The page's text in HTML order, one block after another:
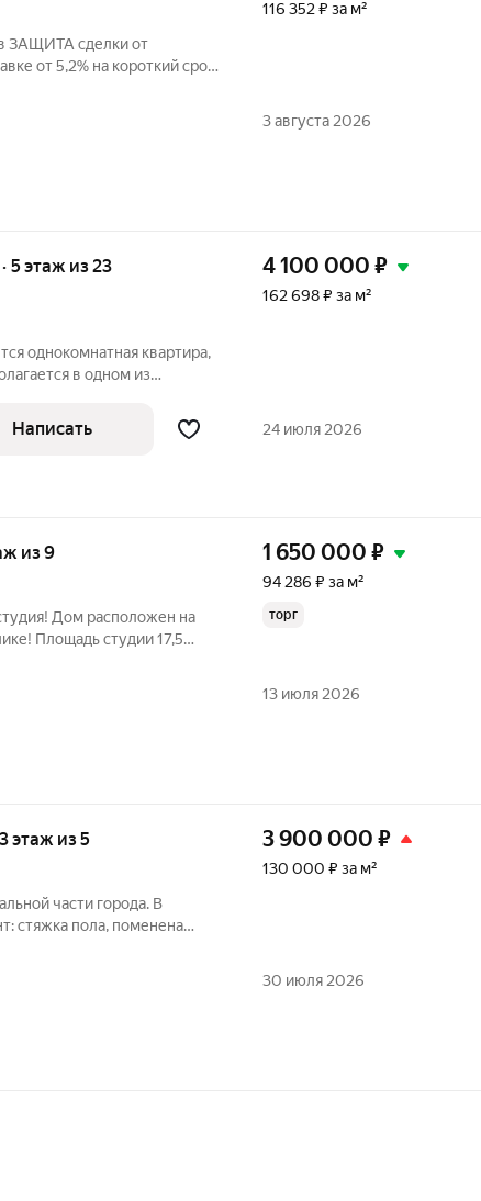
ЗАЩИТА сделки от
от 5,2% на короткий срок
светлую,
116 352 ₽ за м²
3 августа 2026
5 этаж из 23
однокомнатная квартира,
в одном из
территория, охрана,
4 100 000 ₽
162 698 ₽ за м²
Написать 24 июля 2026
из 9
Дом расположен на
Площадь студии 17,5
заменена
1 650 000 ₽
94 286 ₽ за м²
торг
13 июля 2026
этаж из 5
части города. В
стяжка пола, поменена
натяжной матовый
3 900 000 ₽
130 000 ₽ за м²
30 июля 2026